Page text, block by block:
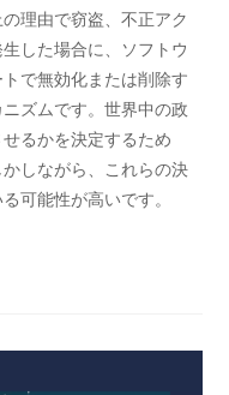
理由で窃盗、不正アク
した場合に、ソフトウ
で無効化または削除す
ズムです。世界中の政
るかを決定するため
しながら、これらの決
可能性が高いです。